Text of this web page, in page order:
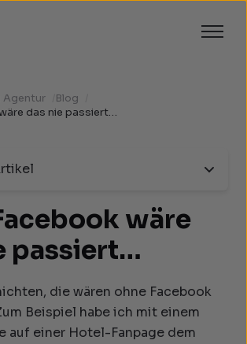
Agentur Blog
das nie passiert…
wäre
passiert…
die wären ohne Facebook
Beispiel habe ich mit einem
auf einer Hotel-Fanpage dem